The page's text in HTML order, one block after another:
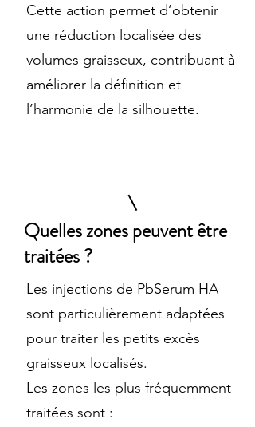
Cette action permet d’obtenir
une réduction localisée des
volumes graisseux, contribuant à
améliorer la définition et
l’harmonie de la silhouette.
Quelles zones peuvent être
traitées ?
Les injections de PbSerum HA
sont particulièrement adaptées
pour traiter les petits excès
graisseux localisés.
Les zones les plus fréquemment
traitées sont :